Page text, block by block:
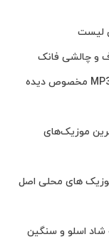
لیست
و چالشی فانک
دانلود مجموعه آهنگ برای چالش تغییر ناخن MP3 مخصوص دیده
موزیک‌های
های محلی اصل
شاد اسلو و سنگین